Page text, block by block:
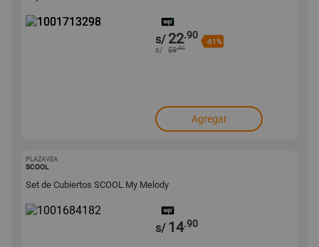
s/ 22.90
-61%
s/ 59.90
Agregar
PLAZAVEA
SCOOL
Set de Cubiertos SCOOL My Melody
s/ 14.90